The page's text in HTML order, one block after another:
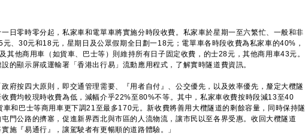
零時零分起，私家車和電單車將實施分時段收費。私家車於星期一至六繁忙、一般和非
、30元和18元，星期日及公眾假期全日劃一18元；電單車各時段收費為私家車的40%，
其他商用車（如貨車、巴士等）則維持所有日子固定收費，的士28元，其他商用車43元。
的顯示屏或運輸署「香港出行易」流動應用程式，了解實時隧道費資訊。
按四大原則，即交通管理需要、『用者自付』、公交優先，以及效率優先，釐定大欖隧
費均較現時收費為低，減幅介乎22%至80%不等。其中，私家車收費按時段減13至40
車和巴士等商用車更下調21至最多170元。新收費將善用大欖隧道的剩餘容量，同時保持隧
門公路的擠塞，促進新界西北與市區的人流物流，讓市民以至各界受惠。收回大欖隧道
施『易通行』，讓駕駛者有更暢順的道路體驗。」